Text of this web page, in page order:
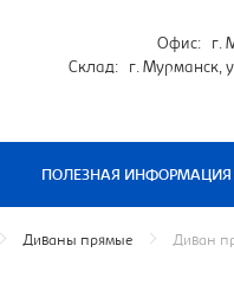
Офис: г.
Склад: г. Мурманск,
ПОЛЕЗНАЯ ИНФОРМАЦИЯ
Диваны прямые Диван